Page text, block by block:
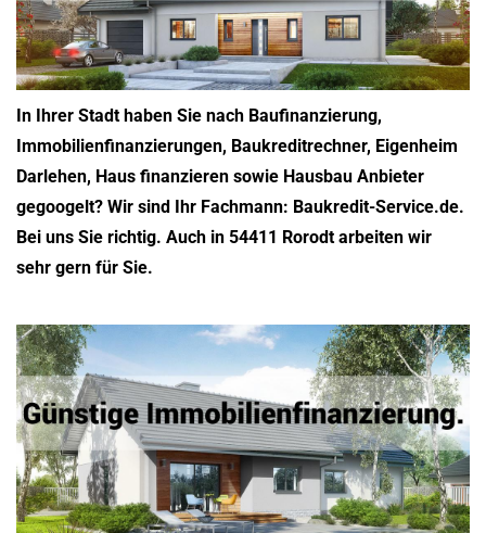
In Ihrer Stadt haben Sie nach Baufinanzierung,
Immobilienfinanzierungen, Baukreditrechner, Eigenheim
Darlehen, Haus finanzieren sowie Hausbau Anbieter
gegoogelt? Wir sind Ihr Fachmann: Baukredit-Service.de.
Bei uns Sie richtig. Auch in 54411 Rorodt arbeiten wir
sehr gern für Sie.